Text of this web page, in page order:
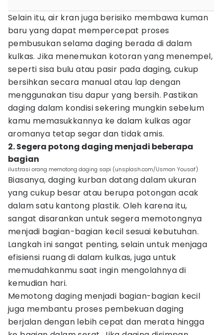
Selain itu, air kran juga berisiko membawa kuman
baru yang dapat mempercepat proses
pembusukan selama daging berada di dalam
kulkas. Jika menemukan kotoran yang menempel,
seperti sisa bulu atau pasir pada daging, cukup
bersihkan secara manual atau lap dengan
menggunakan tisu dapur yang bersih. Pastikan
daging dalam kondisi sekering mungkin sebelum
kamu memasukkannya ke dalam kulkas agar
aromanya tetap segar dan tidak amis.
2. Segera potong daging menjadi beberapa
bagian
ilustrasi orang memotong daging sapi (unsplash.com/Usman Yousaf)
Biasanya, daging kurban datang dalam ukuran
yang cukup besar atau berupa potongan acak
dalam satu kantong plastik. Oleh karena itu,
sangat disarankan untuk segera memotongnya
menjadi bagian-bagian kecil sesuai kebutuhan.
Langkah ini sangat penting, selain untuk menjaga
efisiensi ruang di dalam kulkas, juga untuk
memudahkanmu saat ingin mengolahnya di
kemudian hari.
Memotong daging menjadi bagian-bagian kecil
juga membantu proses pembekuan daging
berjalan dengan lebih cepat dan merata hingga